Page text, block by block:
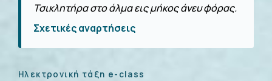
Τσικλητήρα στο άλμα εις μήκος άνευ φόρας.
Σχετικές αναρτήσεις
Ηλεκτρονική τάξη e-class